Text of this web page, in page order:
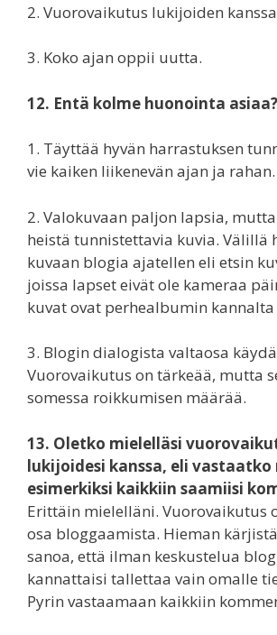
2. Vuorovaikutus lukijoiden
3. Koko ajan oppii uutta.
12. Entä kolme huonointa asiaa?
1. Täyttää hyvän harrastuksen
vie kaiken liikenevän ajan ja rahan.
2. Valokuvaan paljon lapsia,
heistä tunnistettavia kuvia. Välillä
kuvaan blogia ajatellen eli etsin
joissa lapset eivät ole kameraa
kuvat ovat perhealbumin
3. Blogin dialogista valtaosa
Vuorovaikutus on tärkeää, mutta
somessa roikkumisen määrää.
13. Oletko mielelläsi
lukijoidesi kanssa, eli vastaatko
esimerkiksi kaikkiin saamiisi
Erittäin mielelläni. Vuorovaikutus
osa bloggaamista. Hieman
sanoa, että ilman keskustelua
kannattaisi tallettaa vain omalle
Pyrin vastaamaan kaikkiin